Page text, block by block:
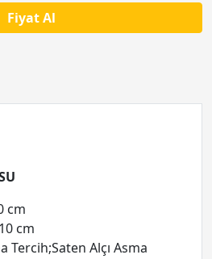
Fiyat Al
cm
cm
Tercih;Saten Alçı Asma